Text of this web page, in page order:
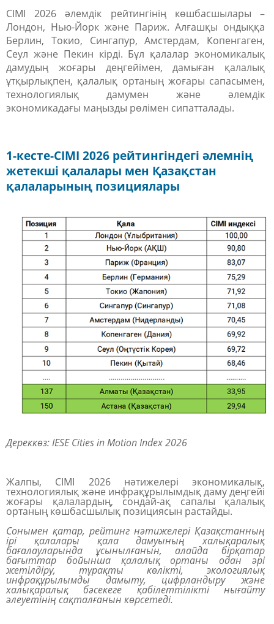
CIMI 2026 әлемдік рейтингінің көшбасшылары –
Лондон, Нью-Йорк және Париж. Алғашқы ондыққа
Берлин, Токио, Сингапур, Амстердам, Копенгаген,
Сеул және Пекин кірді. Бұл қалалар экономикалық
дамудың жоғары деңгейімен, дамыған қалалық
ұтқырлықпен, қалалық ортаның жоғары сапасымен,
технологиялық дамумен және әлемдік
экономикадағы маңызды рөлімен сипатталады.
1-кесте-CIMI 2026 рейтингіндегі әлемнің
жетекші қалалары мен Қазақстан
қалаларының позициялары
Дереккөз: IESE Cities in Motion Index 2026
Жалпы, CIMI 2026 нәтижелері экономикалық,
технологиялық және инфрақұрылымдық даму деңгейі
жоғары қалалардың, сондай-ақ сапалы қалалық
ортаның көшбасшылық позициясын растайды.
Сонымен қатар, рейтинг нәтижелері Қазақстанның
ірі қалалары қала дамуының халықаралық
бағалауларында ұсынылғанын, алайда бірқатар
бағыттар бойынша қалалық ортаны одан әрі
жетілдіру, тұрақты көлікті, экологиялық
инфрақұрылымды дамыту, цифрландыру және
халықаралық бәсекеге қабілеттілікті нығайту
әлеуетінің сақталғанын көрсетеді.